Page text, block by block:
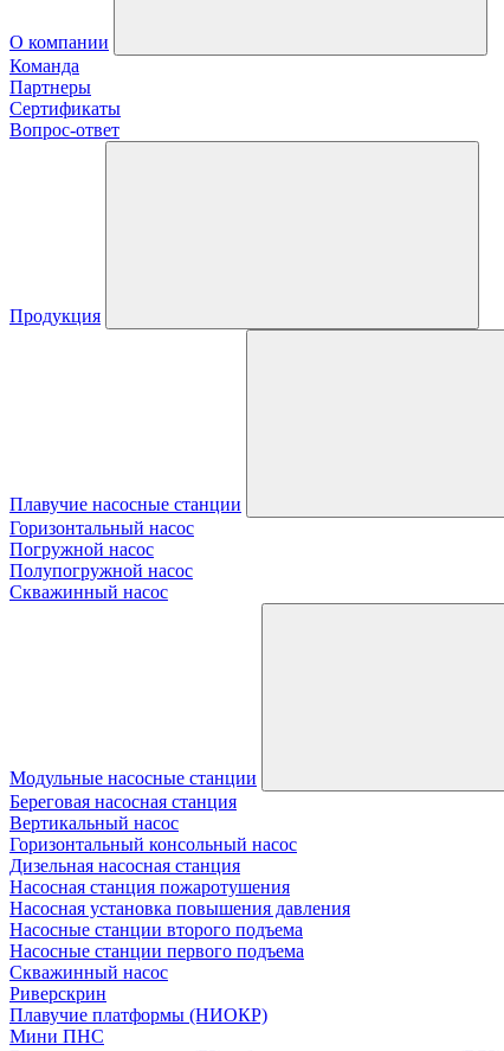
О компании
Команда
Партнеры
Сертификаты
Вопрос-ответ
Продукция
Плавучие насосные станции
Горизонтальный насос
Погружной насос
Полупогружной насос
Скважинный насос
Модульные насосные станции
Береговая насосная станция
Вертикальный насос
Горизонтальный консольный насос
Дизельная насосная станция
Насосная станция пожаротушения
Насосная установка повышения давления
Насосные станции второго подъема
Насосные станции первого подъема
Скважинный насос
Риверскрин
Плавучие платформы (НИОКР)
Мини ПНС